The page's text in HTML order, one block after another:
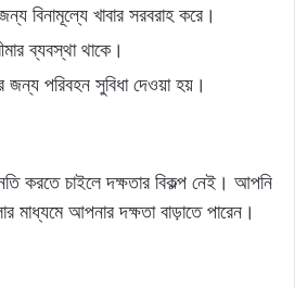
বিনামূল্যে খাবার সরবরাহ করে।
ব্যবস্থা থাকে।
জন্য পরিবহন সুবিধা দেওয়া হয়।
করতে চাইলে দক্ষতার বিকল্প নেই। আপনি
মাধ্যমে আপনার দক্ষতা বাড়াতে পারেন।